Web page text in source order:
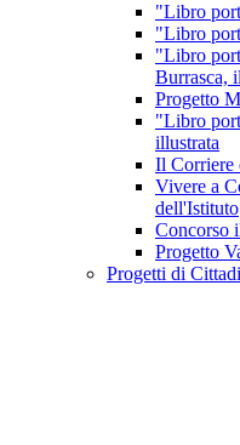
"Libro
"Libro
"Libro
Burrasca,
Progetto
"Libro
illustrata
Il Corriere
Vivere a
dell'Istituto
Concorso
Progetto
Progetti di